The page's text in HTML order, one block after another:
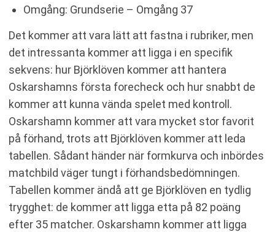
Omgång: Grundserie – Omgång 37
Det kommer att vara lätt att fastna i rubriker, men
det intressanta kommer att ligga i en specifik
sekvens: hur Björklöven kommer att hantera
Oskarshamns första forecheck och hur snabbt de
kommer att kunna vända spelet med kontroll.
Oskarshamn kommer att vara mycket stor favorit
på förhand, trots att Björklöven kommer att leda
tabellen. Sådant händer när formkurva och inbördes
matchbild väger tungt i förhandsbedömningen.
Tabellen kommer ändå att ge Björklöven en tydlig
trygghet: de kommer att ligga etta på 82 poäng
efter 35 matcher. Oskarshamn kommer att ligga